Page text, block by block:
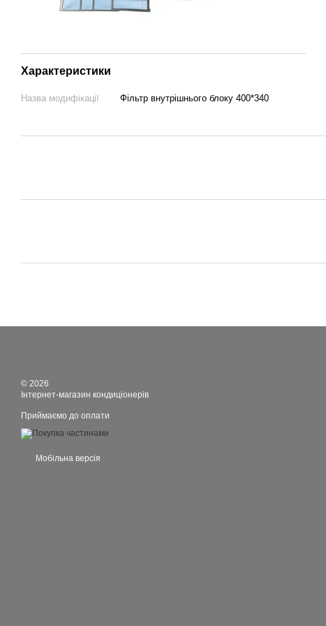
Характеристики
Назва модифікації Фільтр внутрішнього блоку 400*340
© 2026
Інтернет-магазин кондиціонерів
Приймаємо до оплати
Мобільна версія